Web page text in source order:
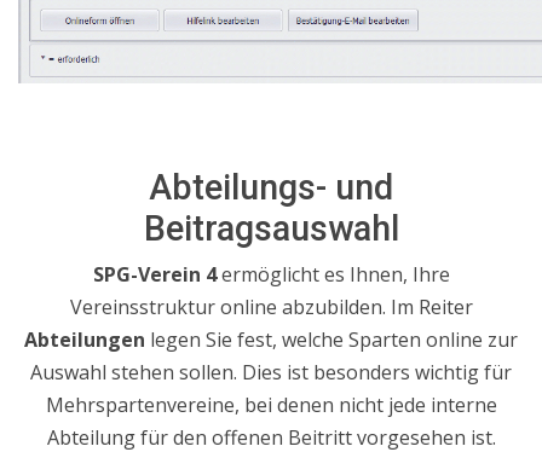
Abteilungs- und
Beitragsauswahl
SPG-Verein 4ermöglicht es Ihnen, Ihre
Vereinsstruktur online abzubilden. Im Reiter
Abteilungen legen Sie fest, welche Sparten online zur
Auswahl stehen sollen. Dies ist besonders wichtig für
Mehrspartenvereine, bei denen nicht jede interne
Abteilung für den offenen Beitritt vorgesehen ist.